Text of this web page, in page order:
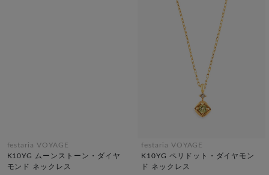
festaria VOYAGE
K10YG ムーンストーン・ダイヤ
モンド ネックレス
festaria VOYAGE
K10YG ペリドット・ダイヤモン
ド ネックレス